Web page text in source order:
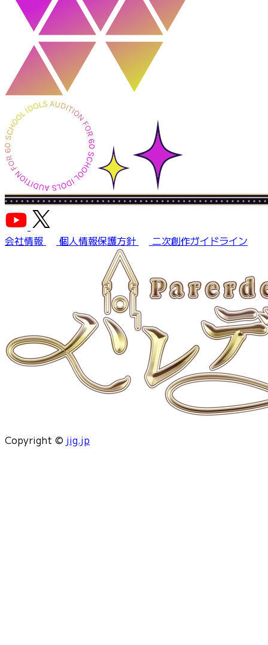
会社情報 個人情報保護方針 二次創作ガイドライン
Copyright © jig.jp